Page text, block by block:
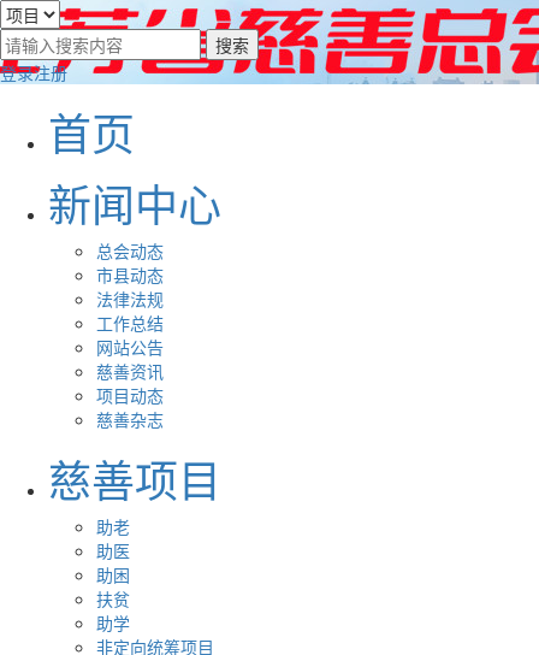
登录注册
首页
新闻中心
总会动态
市县动态
法律法规
工作总结
网站公告
慈善资讯
项目动态
慈善杂志
慈善项目
助老
助医
助困
扶贫
助学
非定向统筹项目